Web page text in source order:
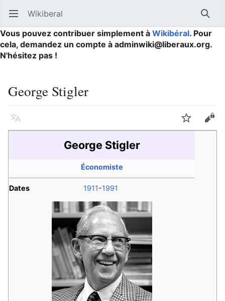
Ouvrir le menu principal Wikiberal
Vous pouvez contribuer simplement à Wikibéral. Pour
cela, demandez un compte à adminwiki@liberaux.org.
N'hésitez pas !
George Stigler
Langue Suivre
George Stigler
Économiste
Dates 1911-1991